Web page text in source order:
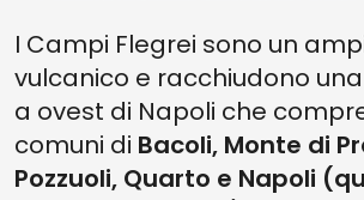
I Campi Flegrei sono un
vulcanico e racchiudono
a ovest di Napoli che
comuni di Bacoli, Monte di
Pozzuoli, Quarto e Napoli